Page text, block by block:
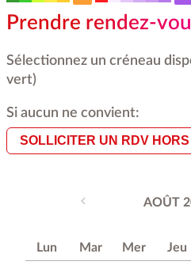
Prendre rendez-
Sélectionnez un créneau
vert)
Si aucun ne convient:
SOLLICITER UN RDV
AOÛT
Lun Mar Mer Jeu